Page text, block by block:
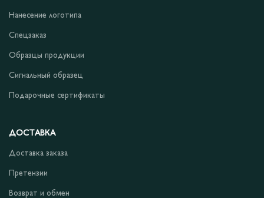
Нанесение логотипа
Спецзаказ
Образцы продукции
Сигнальный образец
Подарочные сертификаты
ДОСТАВКА
Доставка заказа
Претензии
Возврат и обмен